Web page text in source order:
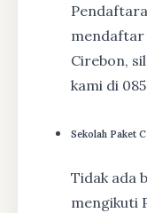
mendaftar
Cirebon,
kami di
Sekolah Paket
Tidak ada
mengikuti